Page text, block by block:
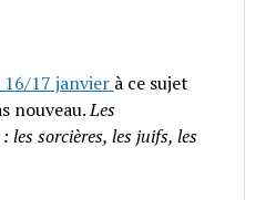
17 janvier à ce sujet
nouveau.Les
les sorcières, les juifs, les